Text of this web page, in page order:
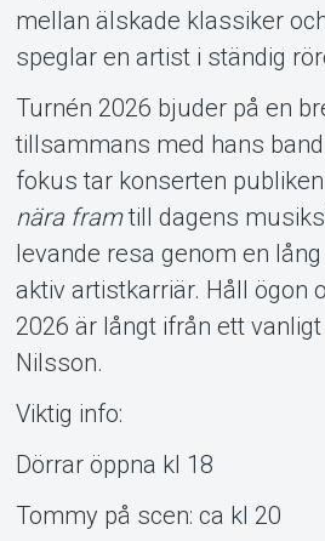
mellan älskade klassiker
speglar en artist i ständig
Turnén 2026 bjuder på en
tillsammans med hans
fokus tar konserten
nära framtill dagens
levande resa genom en
aktiv artistkarriär. Håll ögon
2026 är långt ifrån ett
Nilsson.
Viktig info:
Dörrar öppna kl 18
Tommy på scen: ca kl 20